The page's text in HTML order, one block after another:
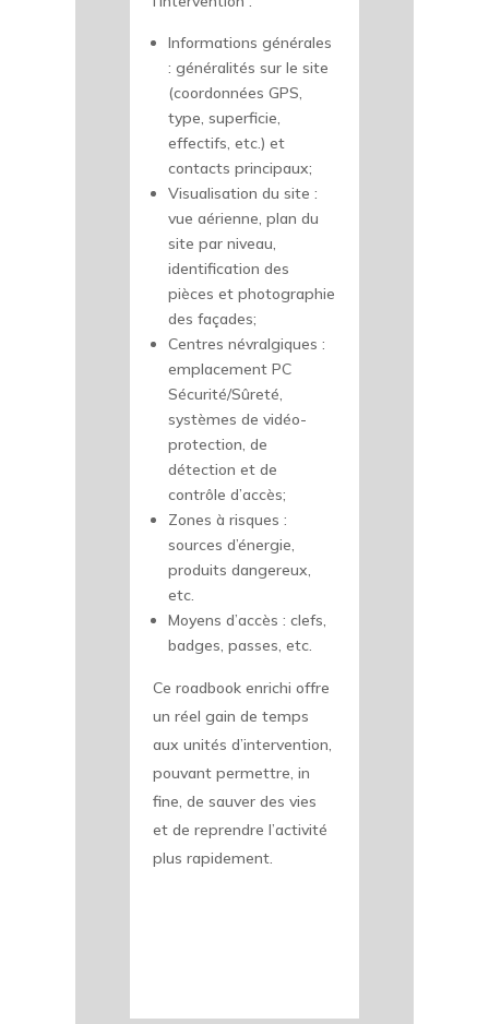
Informations générales
: généralités sur le site
(coordonnées GPS,
type, superficie,
effectifs, etc.) et
contacts principaux;
Visualisation du site :
vue aérienne, plan du
site par niveau,
identification des
pièces et photographie
des façades;
Centres névralgiques :
emplacement PC
Sécurité/Sûreté,
systèmes de vidéo-
protection, de
détection et de
contrôle d’accès;
Zones à risques :
sources d’énergie,
produits dangereux,
etc.
Moyens d’accès : clefs,
badges, passes, etc.
Ce roadbook enrichi offre
un réel gain de temps
aux unités d’intervention,
pouvant permettre, in
fine, de sauver des vies
et de reprendre l’activité
plus rapidement.